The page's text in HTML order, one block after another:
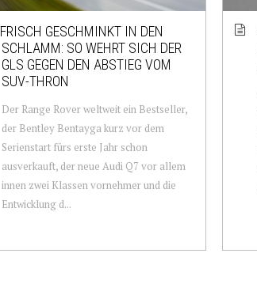
FRISCH GESCHMINKT IN DEN
SCHLAMM: SO WEHRT SICH DER
GLS GEGEN DEN ABSTIEG VOM
SUV-THRON
Der Range Rover weltweit ein Bestseller,
der Bentley Bentayga kurz vor dem
Serienstart fürs erste Jahr schon
ausverkauft, der neue Audi Q7 vor allem
innen zwei Klassen vornehmer und die
Entwicklung d...